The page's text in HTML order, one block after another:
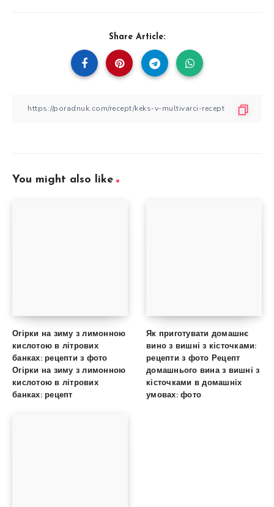
Share Article:
You might also like
Огірки на зиму з лимонною
кислотою в літрових
банках: рецепти з фото
Огірки на зиму з лимонною
кислотою в літрових
банках: рецепт
Як приготувати домашнє
вино з вишні з кісточками:
рецепти з фото Рецепт
домашнього вина з вишні з
кісточками в домашніх
умовах: фото